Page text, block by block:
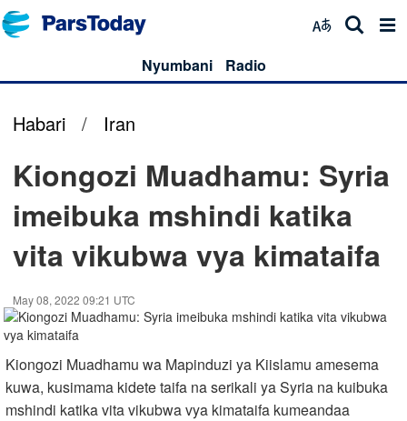
Nyumbani Radio
Habari / Iran
Kiongozi Muadhamu: Syria
imeibuka mshindi katika
vita vikubwa vya kimataifa
May 08, 2022 09:21 UTC
Kiongozi Muadhamu wa Mapinduzi ya Kiislamu amesema
kuwa, kusimama kidete taifa na serikali ya Syria na kuibuka
mshindi katika vita vikubwa vya kimataifa kumeandaa